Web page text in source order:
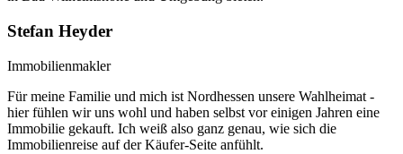
Stefan Heyder
Immobilienmakler
Für meine Familie und mich ist Nordhessen unsere Wahlheimat -
hier fühlen wir uns wohl und haben selbst vor einigen Jahren eine
Immobilie gekauft. Ich weiß also ganz genau, wie sich die
Immobilienreise auf der Käufer-Seite anfühlt.